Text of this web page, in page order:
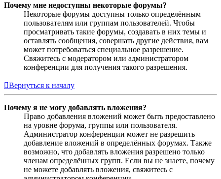
Почему мне недоступны некоторые форумы?
Некоторые форумы доступны только определённым
пользователям или группам пользователей. Чтобы
просматривать такие форумы, создавать в них темы и
оставлять сообщения, совершать другие действия, вам
может потребоваться специальное разрешение.
Свяжитесь с модератором или администратором
конференции для получения такого разрешения.
Вернуться к началу
Почему я не могу добавлять вложения?
Право добавления вложений может быть предоставлено
на уровне форума, группы или пользователя.
Администратор конференции может не разрешить
добавление вложений в определённых форумах. Также
возможно, что добавлять вложения разрешено только
членам определённых групп. Если вы не знаете, почему
не можете добавлять вложения, свяжитесь с